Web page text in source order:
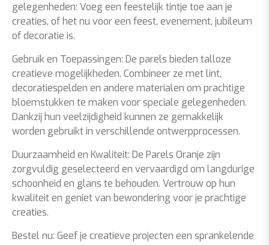
gelegenheden: Voeg een feestelijk tintje toe aan je
creaties, of het nu voor een feest, evenement, jubileum
of decoratie is.
Gebruik en Toepassingen: De parels bieden talloze
creatieve mogelijkheden. Combineer ze met lint,
decoratiespelden en andere materialen om prachtige
bloemstukken te maken voor speciale gelegenheden.
Dankzij hun veelzijdigheid kunnen ze gemakkelijk
worden gebruikt in verschillende ontwerpprocessen.
Duurzaamheid en Kwaliteit: De Parels Oranje zijn
zorgvuldig geselecteerd en vervaardigd om langdurige
schoonheid en glans te behouden. Vertrouw op hun
kwaliteit en geniet van bewondering voor je prachtige
creaties.
Bestel nu: Geef je creatieve projecten een sprankelende